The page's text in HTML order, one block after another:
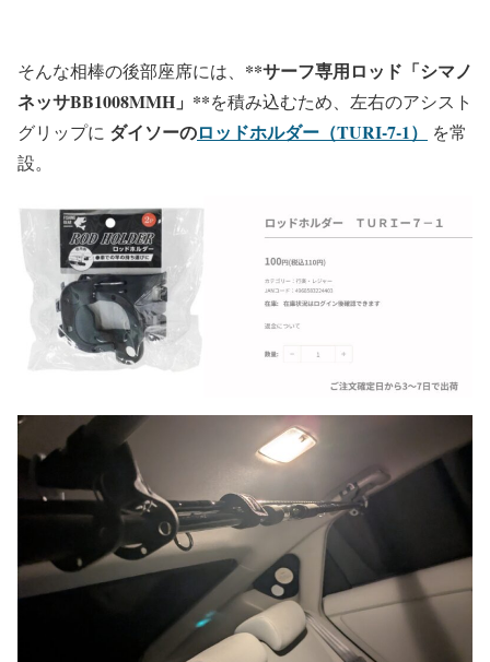
そんな相棒の後部座席には、 **サーフ専用ロッド「シマノ
ネッサBB1008MMH」**を積み込むため、左右のアシスト
グリップに ダイソーのロッドホルダー（TURI-7-1）
を常
設。